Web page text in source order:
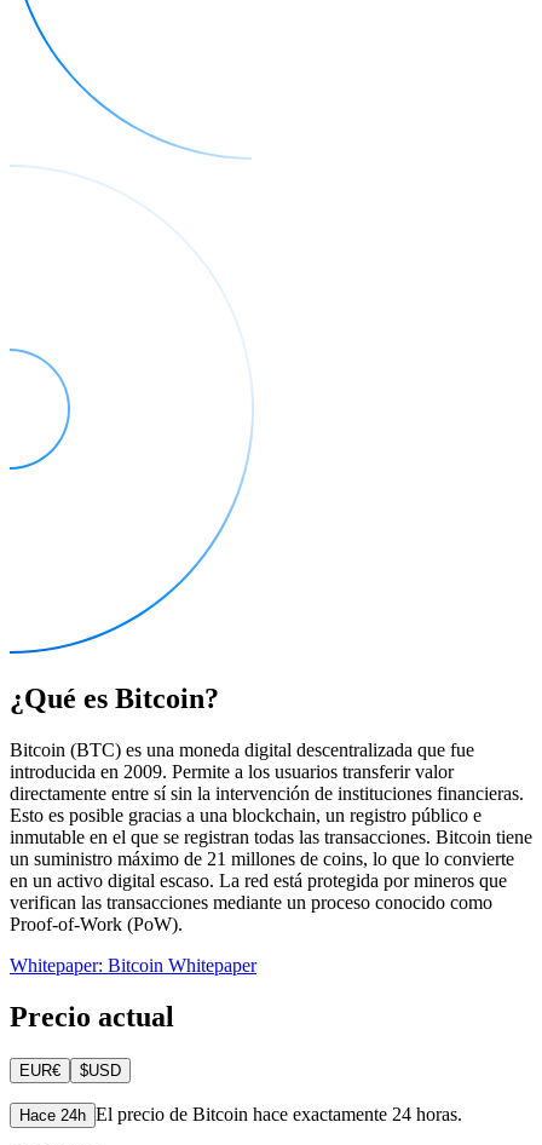
¿Qué es Bitcoin?
Bitcoin (BTC) es una moneda digital descentralizada que fue
introducida en 2009. Permite a los usuarios transferir valor
directamente entre sí sin la intervención de instituciones financieras.
Esto es posible gracias a una blockchain, un registro público e
inmutable en el que se registran todas las transacciones. Bitcoin tiene
un suministro máximo de 21 millones de coins, lo que lo convierte
en un activo digital escaso. La red está protegida por mineros que
verifican las transacciones mediante un proceso conocido como
Proof-of-Work (PoW).
Whitepaper: Bitcoin Whitepaper
Precio actual
EUR€ $USD
Hace 24h El precio de Bitcoin hace exactamente 24 horas.